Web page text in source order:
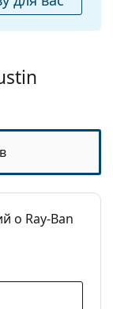
очки
о Ray-Ban